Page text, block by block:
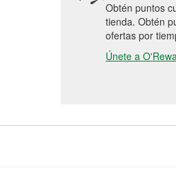
Obtén puntos
tienda. Obtén
ofertas por
Únete a